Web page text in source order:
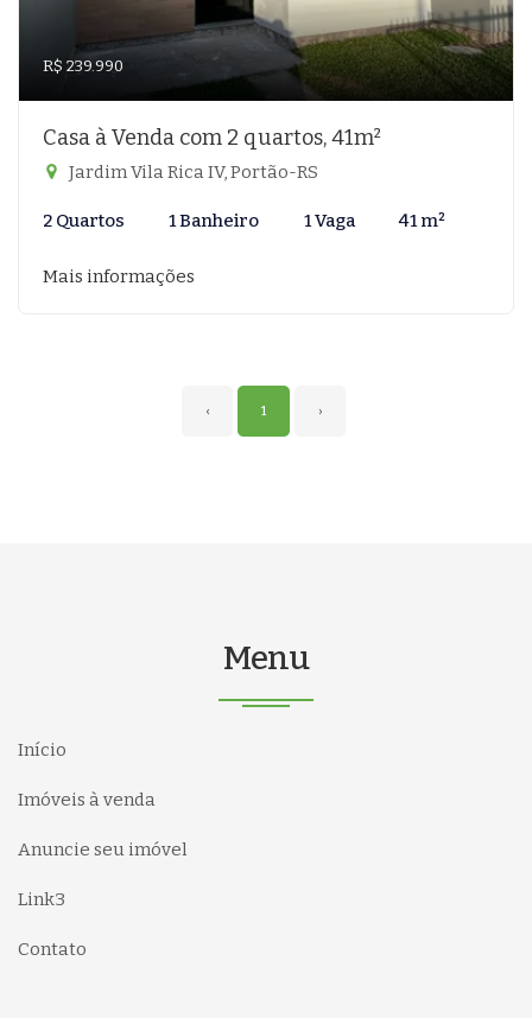
R$ 239.990
Casa à Venda com 2 quartos, 41m²
Jardim Vila Rica IV, Portão-RS
2 Quartos 1 Banheiro 1 Vaga 41 m²
Mais informações
‹ 1 ›
Menu
Início
Imóveis à venda
Anuncie seu imóvel
Link3
Contato